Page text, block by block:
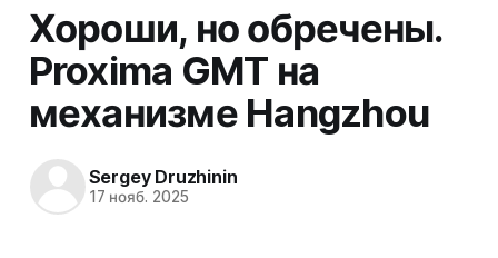
Хороши, но обречены.
Proxima GMT на
механизме Hangzhou
Sergey Druzhinin
17 нояб. 2025